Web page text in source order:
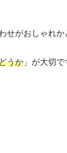
がおしゃれか
うか 」が大切で